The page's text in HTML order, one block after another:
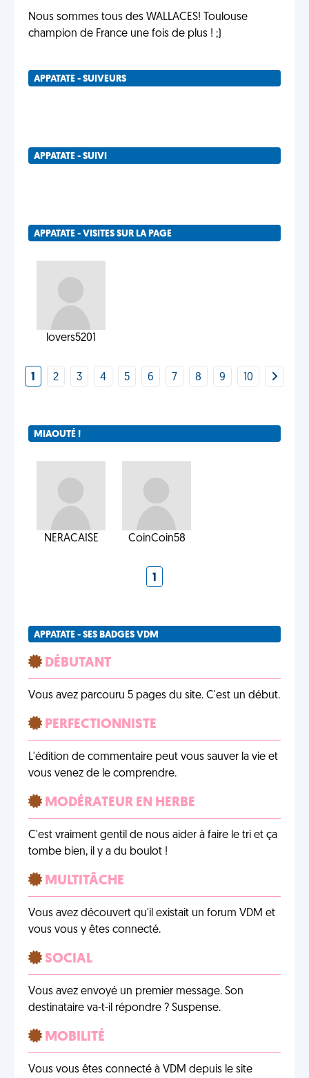
Nous sommes tous des WALLACES! Toulouse
champion de France une fois de plus ! ;)
APPATATE - SUIVEURS
APPATATE - SUIVI
APPATATE - VISITES SUR LA PAGE
lovers5201
1 2 3 4 5 6 7 8 9 10
MIAOUTÉ !
NERACAISE CoinCoin58
1
APPATATE - SES BADGES VDM
DÉBUTANT
Vous avez parcouru 5 pages du site. C'est un début.
PERFECTIONNISTE
L'édition de commentaire peut vous sauver la vie et
vous venez de le comprendre.
MODÉRATEUR EN HERBE
C'est vraiment gentil de nous aider à faire le tri et ça
tombe bien, il y a du boulot !
MULTITÂCHE
Vous avez découvert qu'il existait un forum VDM et
vous vous y êtes connecté.
SOCIAL
Vous avez envoyé un premier message. Son
destinataire va-t-il répondre ? Suspense.
MOBILITÉ
Vous vous êtes connecté à VDM depuis le site